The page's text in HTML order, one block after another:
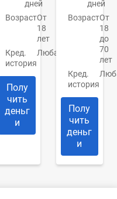
дней
ВозрастОт
18
лет
Кред.
история
Любая
Полу
чить
деньг
и
дней
ВозрастОт
18
до
70
лет
Кред.
история
Полу
чить
деньг
и